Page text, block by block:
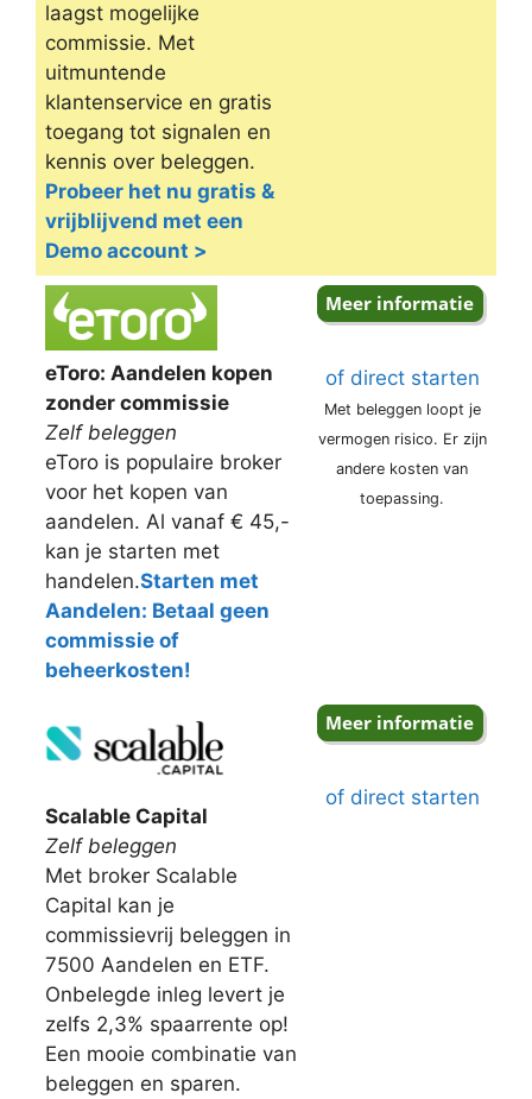
laagst mogelijke
commissie. Met
uitmuntende
klantenservice en gratis
toegang tot signalen en
kennis over beleggen.
Probeer het nu gratis &
vrijblijvend met een
Demo account >
eToro: Aandelen kopen
zonder commissie
Zelf beleggen
eToro is populaire broker
voor het kopen van
aandelen. Al vanaf € 45,-
kan je starten met
handelen.Starten met
Aandelen: Betaal geen
commissie of
beheerkosten!
of direct starten
Met beleggen loopt je
vermogen risico. Er zijn
andere kosten van
toepassing.
Scalable Capital
Zelf beleggen
Met broker Scalable
Capital kan je
commissievrij beleggen in
7500 Aandelen en ETF.
Onbelegde inleg levert je
zelfs 2,3% spaarrente op!
Een mooie combinatie van
beleggen en sparen.
of direct starten